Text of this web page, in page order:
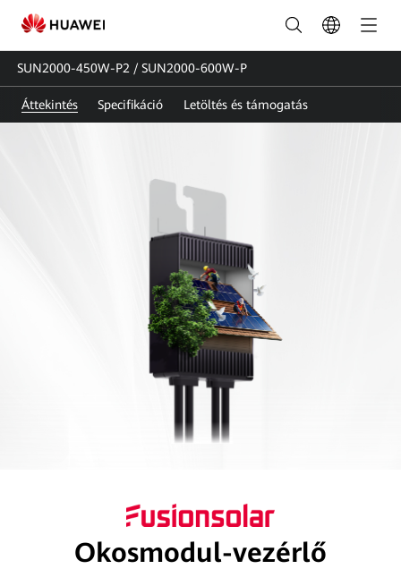
SUN2000-
450W-
P2&SUN2000-
600W-
optimalizáló_Teljesítmény-
optimalizáló
SUN2000-450W-P2 / SUN2000-600W-P
Áttekintés Specifikáció Letöltés és támogatás
Okosmodul-vezérlő